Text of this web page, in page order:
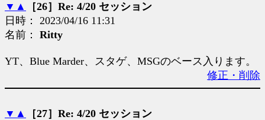
▼ ▲
［26］Re: 4/20 セッション
日時： 2023/04/16 11:31
名前： Ritty
YT、Blue Marder、スタゲ、MSGのベース入ります。
修正・削除
▼ ▲
［27］Re: 4/20 セッション